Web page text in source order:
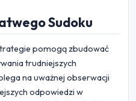
Sudoku
pomogą zbudować
trudniejszych
na uważnej obserwacji
odpowiedzi w